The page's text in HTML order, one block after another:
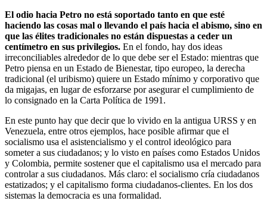
El odio hacia Petro no está soportado tanto en que esté
haciendo las cosas mal o llevando el país hacia el abismo, sino en
que las élites tradicionales no están dispuestas a ceder un
centímetro en sus privilegios. En el fondo, hay dos ideas
irreconciliables alrededor de lo que debe ser el Estado: mientras que
Petro piensa en un Estado de Bienestar, tipo europeo, la derecha
tradicional (el uribismo) quiere un Estado mínimo y corporativo que
da migajas, en lugar de esforzarse por asegurar el cumplimiento de
lo consignado en la Carta Política de 1991.
En este punto hay que decir que lo vivido en la antigua URSS y en
Venezuela, entre otros ejemplos, hace posible afirmar que el
socialismo usa el asistencialismo y el control ideológico para
someter a sus ciudadanos; y lo visto en países como Estados Unidos
y Colombia, permite sostener que el capitalismo usa el mercado para
controlar a sus ciudadanos. Más claro: el socialismo cría ciudadanos
estatizados; y el capitalismo forma ciudadanos-clientes. En los dos
sistemas la democracia es una formalidad.